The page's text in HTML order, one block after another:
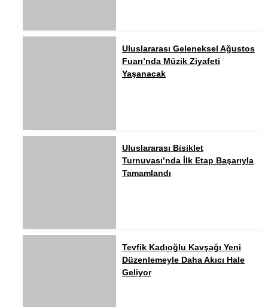
Uluslararası Geleneksel Ağustos
Fuarı’nda Müzik Ziyafeti
Yaşanacak
Uluslararası Bisiklet
Turnuvası’nda İlk Etap Başarıyla
Tamamlandı
Tevfik Kadıoğlu Kavşağı Yeni
Düzenlemeyle Daha Akıcı Hale
Geliyor